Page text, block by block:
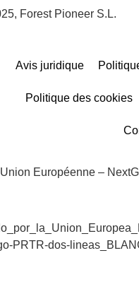
Forest Pioneer S.L.
Avis juridique
Politique des cookies
Européenne –